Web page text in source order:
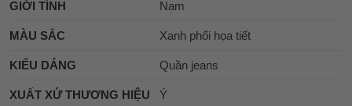
GIỚI TÍNH Nam
MÀU SẮC Xanh phối họa tiết
KIỂU DÁNG Quần jeans
XUẤT XỨ THƯƠNG HIỆU Ý